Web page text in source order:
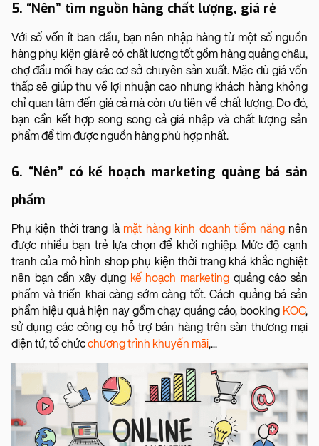
5. “Nên” tìm nguồn hàng chất lượng, giá rẻ
Với số vốn ít ban đầu, bạn nên nhập hàng từ một số nguồn
hàng phụ kiện giá rẻ có chất lượng tốt gồm hàng quảng châu,
chợ đầu mối hay các cơ sở chuyên sản xuất. Mặc dù giá vốn
thấp sẽ giúp thu về lợi nhuận cao nhưng khách hàng không
chỉ quan tâm đến giá cả mà còn ưu tiên về chất lượng. Do đó,
bạn cần kết hợp song song cả giá nhập và chất lượng sản
phẩm để tìm được nguồn hàng phù hợp nhất.
6. “Nên” có kế hoạch marketing quảng bá sản
phẩm
Phụ kiện thời trang là mặt hàng kinh doanh tiềm năngnên
được nhiều bạn trẻ lựa chọn để khởi nghiệp. Mức độ cạnh
tranh của mô hình shop phụ kiện thời trang khá khắc nghiệt
nên bạn cần xây dựng kế hoạch marketingquảng cáo sản
phẩm và triển khai càng sớm càng tốt. Cách quảng bá sản
phẩm hiệu quả hiện nay gồm chạy quảng cáo, booking KOC,
sử dụng các công cụ hỗ trợ bán hàng trên sàn thương mại
điện tử, tổ chứcchương trình khuyến mãi,...